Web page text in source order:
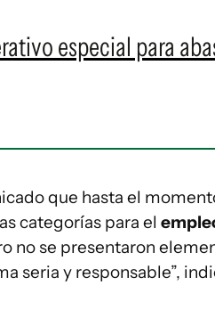
especial para
que hasta el
categorías para el
no se presentaron
seria y responsable”,